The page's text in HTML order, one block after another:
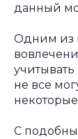
данный
Одним из
не все
С